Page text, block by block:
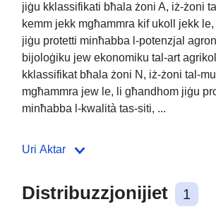
jiġu kklassifikati bħala żoni A, iż-żoni
kemm jekk mgħammra kif ukoll jekk
jiġu protetti minħabba l-potenzjal
bijoloġiku jew ekonomiku tal-art
kklassifikat bħala żoni N, iż-żoni tal-
mgħammra jew le, li għandhom jiġu
minħabba l-kwalità tas-siti, ...
Uri Aktar
Distribuzzjonijiet 1